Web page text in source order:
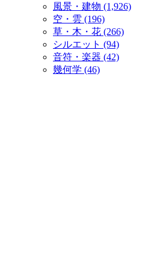
風景・建物 (1,926)
空・雲 (196)
草・木・花 (266)
シルエット (94)
音符・楽器 (42)
幾何学 (46)